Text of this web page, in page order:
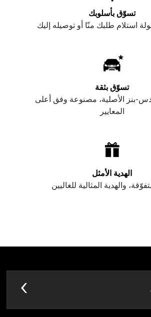
تسوّق بأسلوبك
استلام طلبك منّا أو توصيله إليك
تسوّق بثقة
بنز الأصلية، مصنوعة وفق أعلى
المعايير
الهدية الأمثل
والهدية المثالية للغاليين